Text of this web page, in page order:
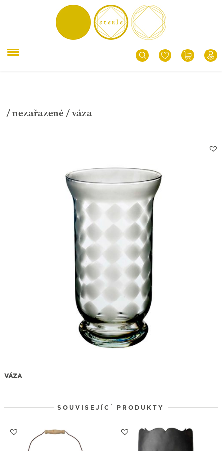
/ nezařazené / váza
VÁZA
SOUVISEJÍCÍ PRODUKTY